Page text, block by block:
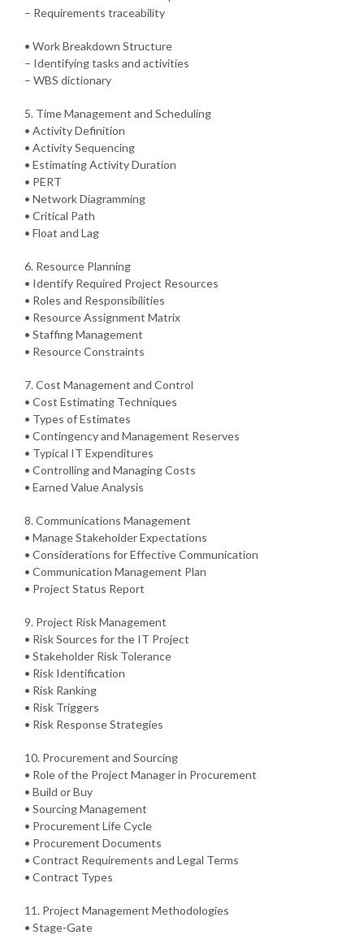
– Requirements traceability
• Work Breakdown Structure
– Identifying tasks and activities
– WBS dictionary
5. Time Management and Scheduling
• Activity Definition
• Activity Sequencing
• Estimating Activity Duration
• PERT
• Network Diagramming
• Critical Path
• Float and Lag
6. Resource Planning
• Identify Required Project Resources
• Roles and Responsibilities
• Resource Assignment Matrix
• Staffing Management
• Resource Constraints
7. Cost Management and Control
• Cost Estimating Techniques
• Types of Estimates
• Contingency and Management Reserves
• Typical IT Expenditures
• Controlling and Managing Costs
• Earned Value Analysis
8. Communications Management
• Manage Stakeholder Expectations
• Considerations for Effective Communication
• Communication Management Plan
• Project Status Report
9. Project Risk Management
• Risk Sources for the IT Project
• Stakeholder Risk Tolerance
• Risk Identification
• Risk Ranking
• Risk Triggers
• Risk Response Strategies
10. Procurement and Sourcing
• Role of the Project Manager in Procurement
• Build or Buy
• Sourcing Management
• Procurement Life Cycle
• Procurement Documents
• Contract Requirements and Legal Terms
• Contract Types
11. Project Management Methodologies
• Stage-Gate